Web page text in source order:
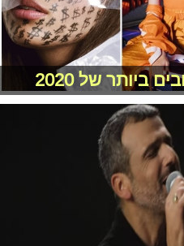
ביותר של 2020